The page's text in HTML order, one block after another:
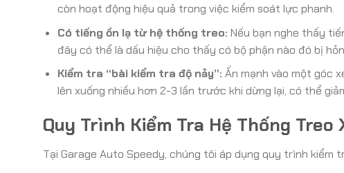
còn hoạt động hiệu quả trong việc kiểm soát lực phanh.
Có tiếng ồn lạ từ hệ thống treo: Nếu bạn nghe thấy
đây có thể là dấu hiệu cho thấy có bộ phận nào đó bị
Kiểm tra “bài kiểm tra độ nảy”: Ấn mạnh vào một góc
lên xuống nhiều hơn 2-3 lần trước khi dừng lại, có thể
Quy Trình Kiểm Tra Hệ Thống Treo
Tại Garage Auto Speedy, chúng tôi áp dụng quy trình